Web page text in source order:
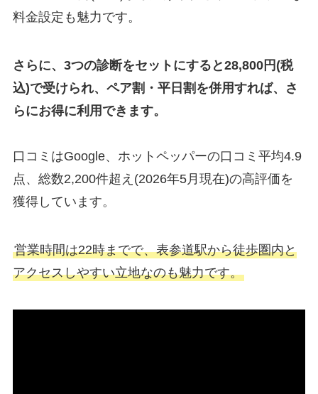
料金設定も魅力です。
さらに、3つの診断をセットにすると28,800円(税
込)で受けられ、ペア割・平日割を併用すれば、さ
らにお得に利用できます。
口コミはGoogle、ホットペッパーの口コミ平均4.9
点、総数2,200件超え(2026年5月現在)の高評価を
獲得しています。
営業時間は22時までで、表参道駅から徒歩圏内と
アクセスしやすい立地なのも魅力です。